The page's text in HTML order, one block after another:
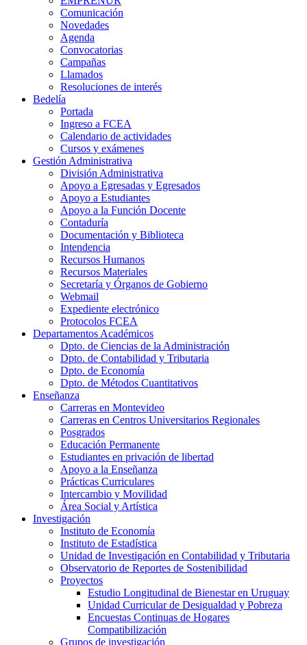
Comunicación
Novedades
Agenda
Convocatorias
Campañas
Llamados
Resoluciones de interés
Bedelía
Portada
Ingreso a FCEA
Calendario de actividades
Cursos y exámenes
Gestión Administrativa
División Administrativa
Apoyo a Egresadas y Egresados
Apoyo a Estudiantes
Apoyo a la Función Docente
Contaduría
Documentación y Biblioteca
Intendencia
Recursos Humanos
Recursos Materiales
Secretaría y Órganos de Gobierno
Webmail
Expediente electrónico
Protocolos FCEA
Departamentos Académicos
Dpto. de Ciencias de la Administración
Dpto. de Contabilidad y Tributaria
Dpto. de Economía
Dpto. de Métodos Cuantitativos
Enseñanza
Carreras en Montevideo
Carreras en Centros Universitarios Regionales
Posgrados
Educación Permanente
Estudiantes en privación de libertad
Apoyo a la Enseñanza
Prácticas Curriculares
Intercambio y Movilidad
Área Social y Artística
Investigación
Instituto de Economía
Instituto de Estadística
Unidad de Investigación en Contabilidad y Tributaria
Observatorio de Reportes de Sostenibilidad
Proyectos
Estudio Longitudinal de Bienestar en Uruguay
Unidad Curricular de Desigualdad y Pobreza
Encuestas Continuas de Hogares
Compatibilización
Grupos de investigación